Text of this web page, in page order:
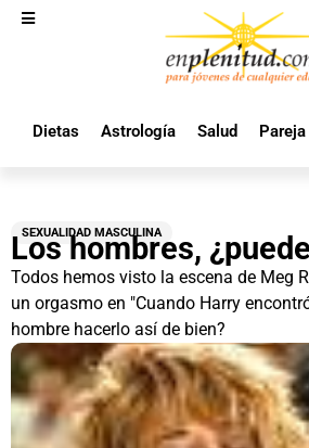
Dietas Astrología Salud
SEXUALIDAD MASCULINA
Los hombres,
Todos hemos visto la escena de Meg
un orgasmo en "Cuando Harry
hombre hacerlo así de bien?